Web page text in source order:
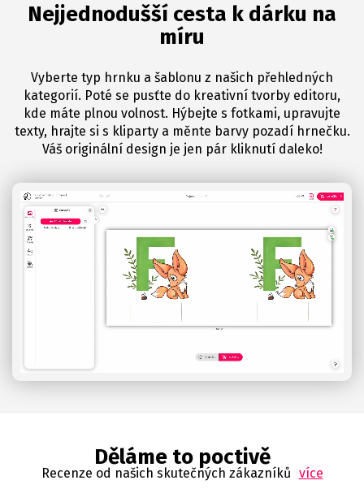
Nejjednodušší cesta k dárku na
míru
Vyberte typ hrnku a šablonu z našich přehledných
kategorií. Poté se pusťte do kreativní tvorby editoru,
kde máte plnou volnost. Hýbejte s fotkami, upravujte
texty, hrajte si s kliparty a měnte barvy pozadí hrnečku.
Váš originální design je jen pár kliknutí daleko!
Děláme to poctivě
Recenze od našich skutečných zákazníků více